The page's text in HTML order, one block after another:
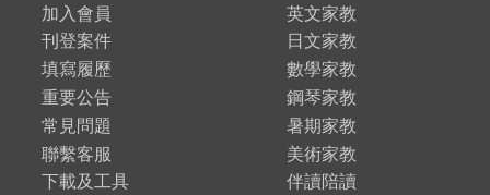
加入會員
刊登案件
填寫履歷
重要公告
常見問題
聯繫客服
下載及工具
英文家教
日文家教
數學家教
鋼琴家教
暑期家教
美術家教
伴讀陪讀